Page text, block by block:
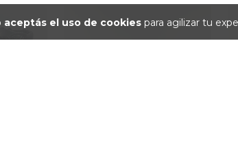
aceptás el uso de cookies para agilizar tu